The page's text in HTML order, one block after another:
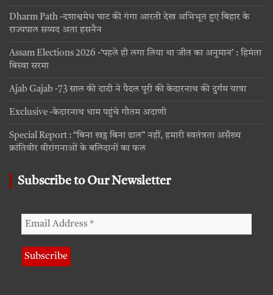
Dharm Path -दशाश्वमेध घाट की गंगा आरती देख अभिभूत हुए बिहार के
राज्यपाल सय्यद अता हसनैन
Assam Elections 2026 -‘पहले ही लगा लिया था जीत का अनुमान’ : हिमंता
बिस्वा सरमा
Ajab Gajab -73 साल की दादी ने पैदल पूरी की केदारनाथ की दुर्गम यात्रा
Exclusive -केदारनाथ धाम पहुंचे गौतम अदाणी
Special Report : “बिना खड्ग बिना ढाल” नहीं, हमारी स्वतंत्रता असँख्य
क्रांतिवीर वीरांगनाओं के बलिदानों का फल
Subscribe to Our Newsletter